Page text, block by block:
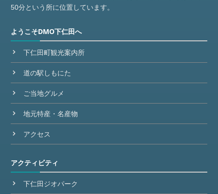
50分という所に位置しています。
ようこそDMO下仁田へ
下仁田町観光案内所
道の駅しもにた
ご当地グルメ
地元特産・名産物
アクセス
アクティビティ
下仁田ジオパーク